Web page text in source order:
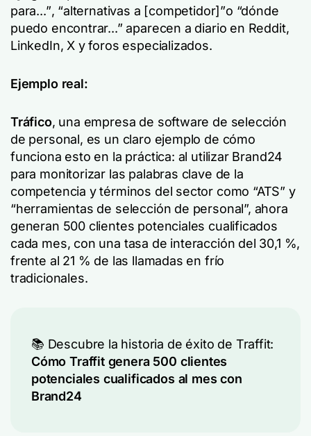
para...”, “alternativas a [competidor]”o “dónde
puedo encontrar...” aparecen a diario en Reddit,
LinkedIn, X y foros especializados.
Ejemplo real:
Tráfico, una empresa de software de selección
de personal, es un claro ejemplo de cómo
funciona esto en la práctica: al utilizar Brand24
para monitorizar las palabras clave de la
competencia y términos del sector como “ATS” y
“herramientas de selección de personal”, ahora
generan 500 clientes potenciales cualificados
cada mes, con una tasa de interacción del 30,1 %,
frente al 21 % de las llamadas en frío
tradicionales.
📚 Descubre la historia de éxito de Traffit:
Cómo Traffit genera 500 clientes
potenciales cualificados al mes con
Brand24